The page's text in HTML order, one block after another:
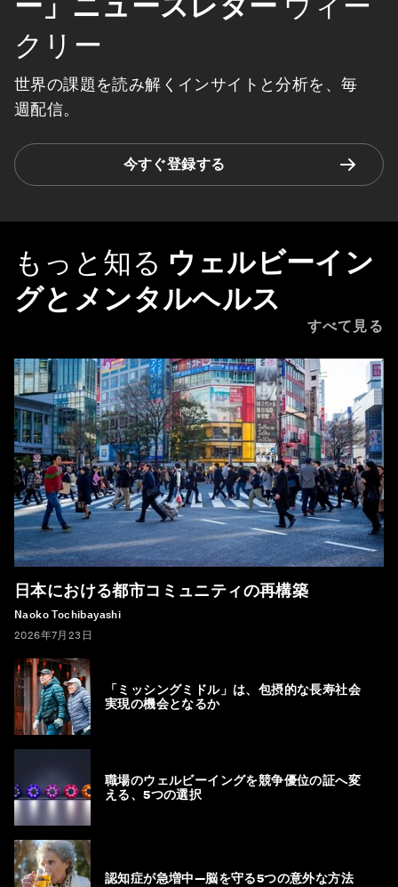
クリー
世界の課題を読み解くインサイトと分析を、毎
週配信。
今すぐ登録する
もっと知る ウェルビーイン
グとメンタルヘルス
すべて見る
日本における都市コミュニティの再構築
Naoko Tochibayashi
2026年7月23日
「ミッシングミドル」は、包摂的な長寿社会
実現の機会となるか
職場のウェルビーイングを競争優位の証へ変
える、5つの選択
認知症が急増中―脳を守る5つの意外な方法